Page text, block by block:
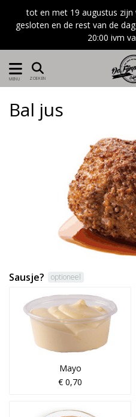
tot en met 19 augustus
gesloten en de rest van de
20:00 ivm
MENU ZOEKEN
Bal jus
Sausje? optioneel
Mayo
€ 0,70